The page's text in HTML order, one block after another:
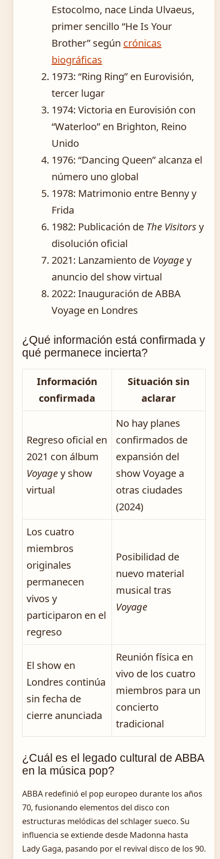
Estocolmo, nace Linda Ulvaeus,
primer sencillo “He Is Your
Brother” según crónicas
biográficas
1973: “Ring Ring” en Eurovisión,
tercer lugar
1974: Victoria en Eurovisión con
“Waterloo” en Brighton, Reino
Unido
1976: “Dancing Queen” alcanza el
número uno global
1978: Matrimonio entre Benny y
Frida
1982: Publicación de The Visitors y
disolución oficial
2021: Lanzamiento de Voyagey
anuncio del show virtual
2022: Inauguración de ABBA
Voyage en Londres
¿Qué información está confirmada y
qué permanece incierta?
Información
confirmada
Situación sin
aclarar
Regreso oficial en
2021 con álbum
Voyagey show
virtual
No hay planes
confirmados de
expansión del
show Voyage a
otras ciudades
(2024)
Los cuatro
miembros
originales
permanecen
vivos y
participaron en el
regreso
Posibilidad de
nuevo material
musical tras
Voyage
El show en
Londres continúa
sin fecha de
cierre anunciada
Reunión física en
vivo de los cuatro
miembros para un
concierto
tradicional
¿Cuál es el legado cultural de ABBA
en la música pop?
ABBA redefinió el pop europeo durante los años
70, fusionando elementos del disco con
estructuras melódicas del schlager sueco. Su
influencia se extiende desde Madonna hasta
Lady Gaga, pasando por el revival disco de los 90.